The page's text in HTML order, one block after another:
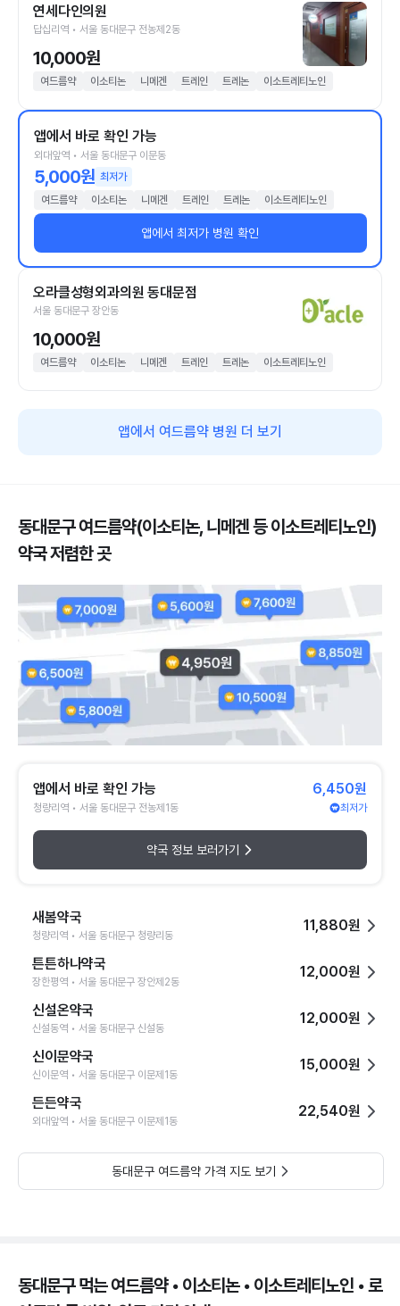
연세다인의원
답십리역 • 서울 동대문구 전농제2동
10,000원
여드름약 이소티논 니메겐 트레인 트레논 이소트레티노인
앱에서 바로 확인 가능
외대앞역 • 서울 동대문구 이문동
5,000원 최저가
여드름약
이소티논 니메겐 트레인 트레논 이소트레티노인
앱에서 최저가 병원 확인
오라클성형외과의원 동대문점
서울 동대문구 장안동
10,000원
여드름약 이소티논 니메겐 트레인 트레논 이소트레티노인
앱에서 여드름약 병원 더 보기
동대문구 여드름약(이소티논, 니메겐 등 이소트레티노인)
약국 저렴한 곳
앱에서 바로 확인 가능
청량리역 • 서울 동대문구 전농제1동
6,450원
최저가
약국 정보 보러가기
새봄약국
청량리역 • 서울 동대문구 청량리동
11,880원
튼튼하나약국
장한평역 • 서울 동대문구 장안제2동
12,000원
신설온약국
신설동역 • 서울 동대문구 신설동
12,000원
신이문약국
신이문역 • 서울 동대문구 이문제1동
15,000원
든든약국
외대앞역 • 서울 동대문구 이문제1동
22,540원
동대문구 여드름약 가격 지도 보기
동대문구 먹는 여드름약 • 이소티논 • 이소트레티노인 • 로